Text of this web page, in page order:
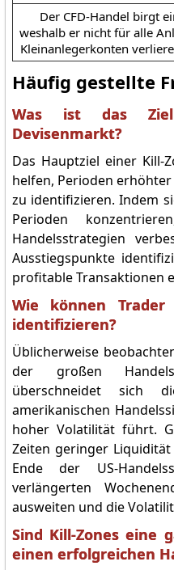
Der CFD-Handel birgt
weshalb er nicht für alle
Kleinanlegerkonten
Häufig gestellte
Was ist das
Devisenmarkt?
Das Hauptziel einer Kill-
helfen, Perioden
zu identifizieren. Indem
Perioden
Handelsstrategien
Ausstiegspunkte
profitable Transaktionen
Wie können
identifizieren?
Üblicherweise
der großen
überschneidet sich
amerikanischen
hoher Volatilität führt.
Zeiten geringer
Ende der US-
verlängerten
ausweiten und die
Sind Kill-Zones eine
einen erfolgreichen